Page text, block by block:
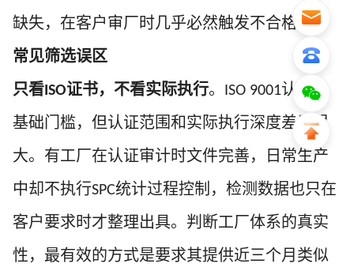
缺失，在客户审厂时几乎必然触发不合格项。
常见筛选误区
只看ISO证书，不看实际执行。 ISO 9001认证是
基础门槛，但认证范围和实际执行深度差异很
大。有工厂在认证审计时文件完善，日常生产
中却不执行SPC统计过程控制，检测数据也只在
客户要求时才整理出具。判断工厂体系的真实
性，最有效的方式是要求其提供近三个月类似